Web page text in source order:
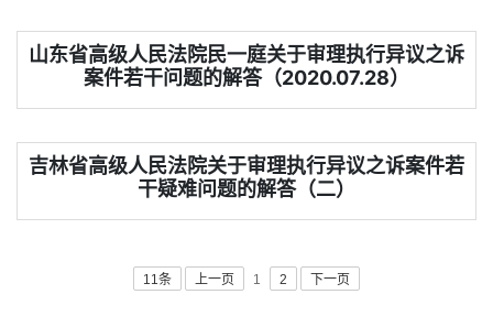
山东省高级人民法院民一庭关于审理执行异议之诉
案件若干问题的解答（2020.07.28）
吉林省高级人民法院关于审理执行异议之诉案件若
干疑难问题的解答（二）
11条 上一页 1 2 下一页